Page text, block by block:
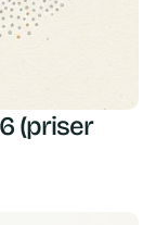
(priser